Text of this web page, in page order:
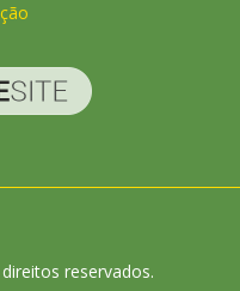
reservados.